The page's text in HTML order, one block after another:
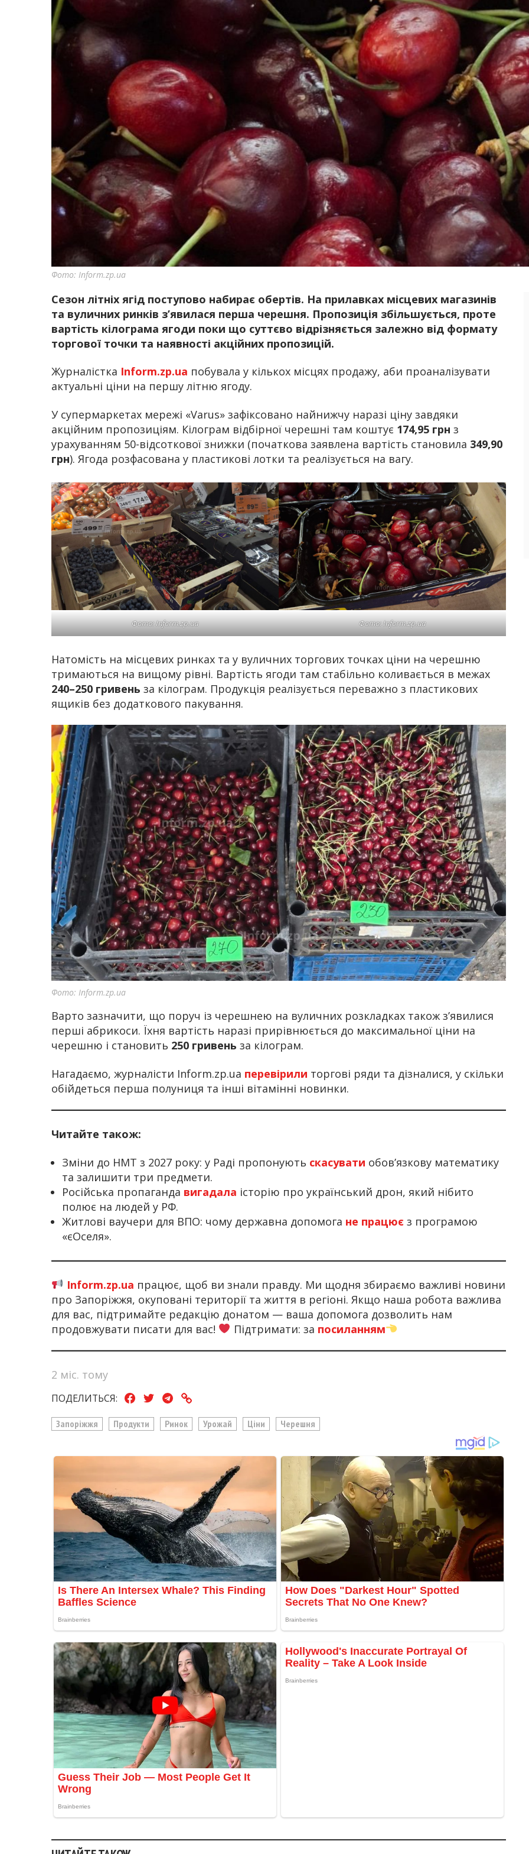
Фото: Inform.zp.ua
Сезон літніх ягід поступово набирає обертів. На прилавках місцевих магазинів
та вуличних ринків з’явилася перша черешня. Пропозиція збільшується, проте
вартість кілограма ягоди поки що суттєво відрізняється залежно від формату
торгової точки та наявності акційних пропозицій.
Журналістка Inform.zp.ua побувала у кількох місцях продажу, аби проаналізувати
актуальні ціни на першу літню ягоду.
У супермаркетах мережі «Varus» зафіксовано найнижчу наразі ціну завдяки
акційним пропозиціям. Кілограм відбірної черешні там коштує 174,95 грн з
урахуванням 50-відсоткової знижки (початкова заявлена вартість становила 349,90
грн). Ягода розфасована у пластикові лотки та реалізується на вагу.
Фото: Inform.zp.ua Фото: Inform.zp.ua
Натомість на місцевих ринках та у вуличних торгових точках ціни на черешню
тримаються на вищому рівні. Вартість ягоди там стабільно коливається в межах
240–250 гривень за кілограм. Продукція реалізується переважно з пластикових
ящиків без додаткового пакування.
Фото: Inform.zp.ua
Варто зазначити, що поруч із черешнею на вуличних розкладках також з’явилися
перші абрикоси. Їхня вартість наразі прирівнюється до максимальної ціни на
черешню і становить 250 гривень за кілограм.
Нагадаємо, журналісти Inform.zp.ua перевірили торгові ряди та дізналися, у скільки
обійдеться перша полуниця та інші вітамінні новинки.
Читайте також:
Зміни до НМТ з 2027 року: у Раді пропонують скасувати обов’язкову математику
та залишити три предмети.
Російська пропаганда вигадала історію про український дрон, який нібито
полює на людей у РФ.
Житлові ваучери для ВПО: чому державна допомога не працює з програмою
«єОселя».
Inform.zp.ua працює, щоб ви знали правду. Ми щодня збираємо важливі новини
про Запоріжжя, окуповані території та життя в регіоні. Якщо наша робота важлива
для вас, підтримайте редакцію донатом — ваша допомога дозволить нам
продовжувати писати для вас!
Підтримати: за посиланням
2 міс. тому
ПОДЕЛИТЬСЯ:
Запоріжжя Продукти Ринок Урожай Ціни Черешня